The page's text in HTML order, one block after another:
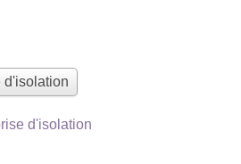
d'isolation
d'isolation